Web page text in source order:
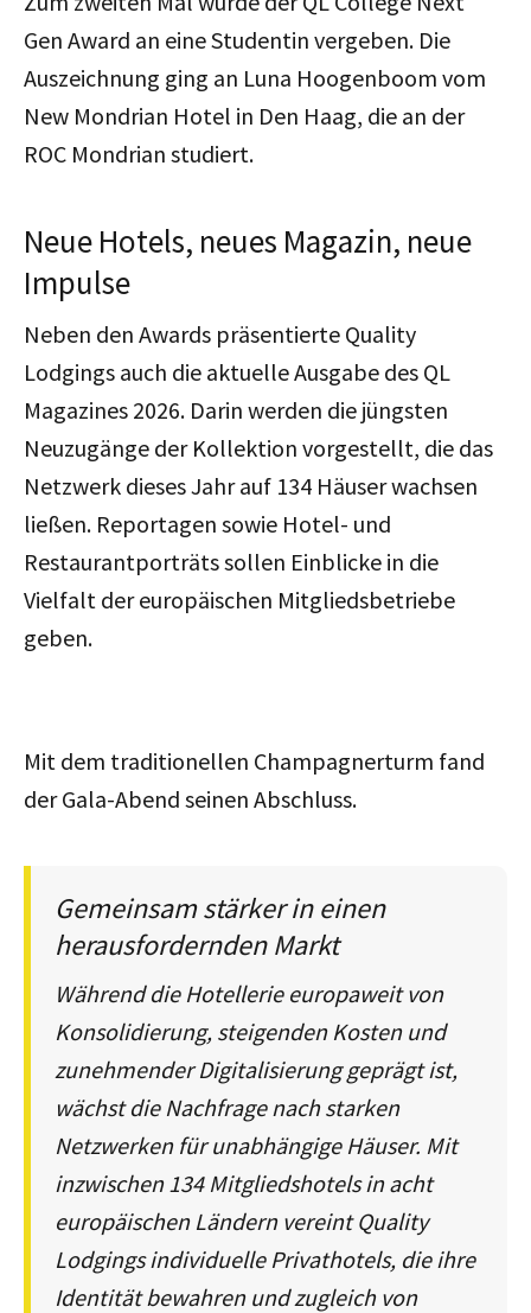
Gen Award an eine Studentin vergeben. Die
Auszeichnung ging an Luna Hoogenboom vom
New Mondrian Hotel in Den Haag, die an der
ROC Mondrian studiert.
Neue Hotels, neues Magazin, neue
Impulse
Neben den Awards präsentierte Quality
Lodgings auch die aktuelle Ausgabe des QL
Magazines 2026. Darin werden die jüngsten
Neuzugänge der Kollektion vorgestellt, die das
Netzwerk dieses Jahr auf 134 Häuser wachsen
ließen. Reportagen sowie Hotel- und
Restaurantporträts sollen Einblicke in die
Vielfalt der europäischen Mitgliedsbetriebe
geben.
Mit dem traditionellen Champagnerturm fand
der Gala-Abend seinen Abschluss.
Gemeinsam stärker in einen
herausfordernden Markt
Während die Hotellerie europaweit von
Konsolidierung, steigenden Kosten und
zunehmender Digitalisierung geprägt ist,
wächst die Nachfrage nach starken
Netzwerken für unabhängige Häuser. Mit
inzwischen 134 Mitgliedshotels in acht
europäischen Ländern vereint Quality
Lodgings individuelle Privathotels, die ihre
Identität bewahren und zugleich von